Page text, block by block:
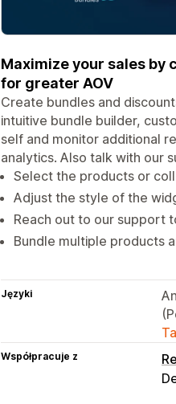
Maximize your sales
for greater AOV
Create bundles and
intuitive bundle builder,
self and monitor additional
analytics. Also talk with our
Select the products or
Adjust the style of the
Reach out to our support
Bundle multiple products
Języki
Współpracuje z